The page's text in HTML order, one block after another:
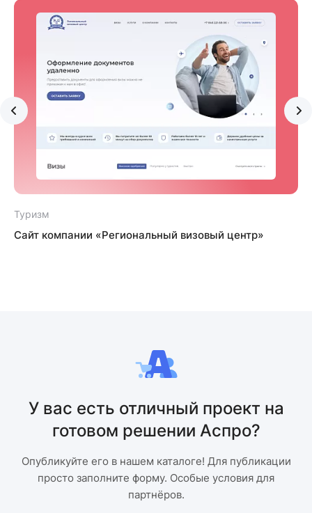
Туризм
Сайт компании «Региональный визовый центр»
У вас есть отличный проект на
готовом решении Аспро?
Опубликуйте его в нашем каталоге! Для публикации
просто заполните форму. Особые условия для
партнёров.